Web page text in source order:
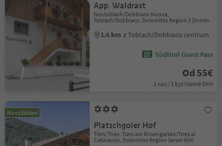
App. Waldrast
Neutoblach/Dobbiaco Nuova,
Toblach/Dobbiaco, Dolomites Region 3 Zinnen
1.6 km z Toblach/Dobbiaco centrum
Südtirol Guest Pass
Od 55€
1 noc / 1 byt Včetně DPH
Na vyžádání
Platschgoler Hof
Tiers/Tires, Tiers am Rosengarten/Tires al
Catinaccio, Dolomites Region Seiser Alm